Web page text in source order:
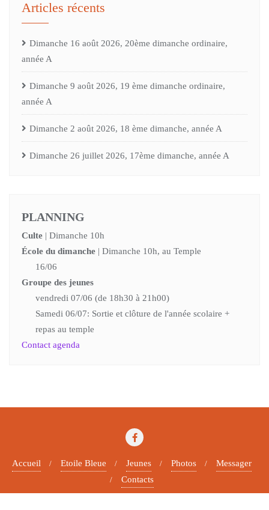
Articles récents
Dimanche 16 août 2026, 20ème dimanche ordinaire,
année A
Dimanche 9 août 2026, 19 ème dimanche ordinaire,
année A
Dimanche 2 août 2026, 18 ème dimanche, année A
Dimanche 26 juillet 2026, 17ème dimanche, année A
PLANNING
Culte | Dimanche 10h
École du dimanche | Dimanche 10h, au Temple
16/06
Groupe des jeunes
vendredi 07/06 (de 18h30 à 21h00)
Samedi 06/07: Sortie et clôture de l'année scolaire +
repas au temple
Contact agenda
Accueil Etoile Bleue Jeunes Photos
Messager
Contacts